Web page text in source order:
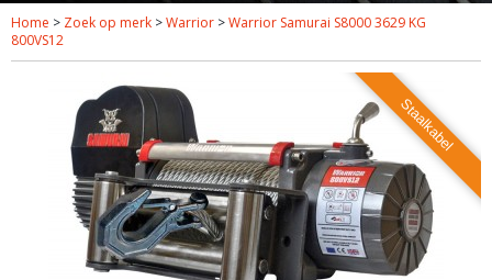
Home > Zoek op merk >Warrior >Warrior Samurai S8000 3629 KG
800VS12
Staalkabel